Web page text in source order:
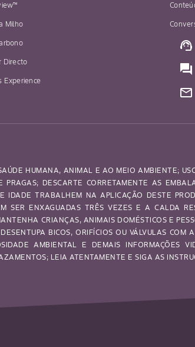
Milho
Directo
Experience
support_agent
question_answer
mail_outline
HUMANA, ANIMAL E AO MEIO AMBIENTE;
DESCARTE CORRETAMENTE AS
IDADE TRABALHEM NA APLICAÇÃO DESTE
SER ENXAGUADAS TRÊS VEZES E A CALDA
CRIANÇAS, ANIMAIS DOMÉSTICOS E
BICOS, ORIFÍCIOS OU VÁLVULAS COM
AMBIENTAL E DEMAIS INFORMAÇÕES
LEIA ATENTAMENTE E SIGA AS